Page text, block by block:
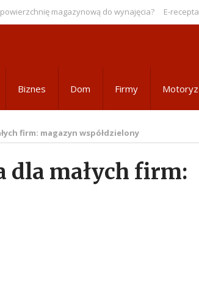
magazynową do wynajęcia? E-recepta a
Biznes Dom Firmy
firm: magazyn współdzielony
małych firm: